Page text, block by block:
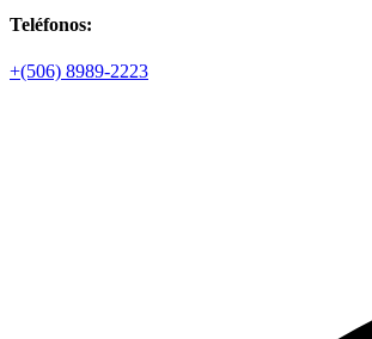
Teléfonos:
+(506) 8989-2223